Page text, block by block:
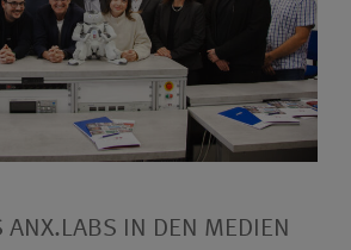
ANX.LABS IN DEN MEDIEN